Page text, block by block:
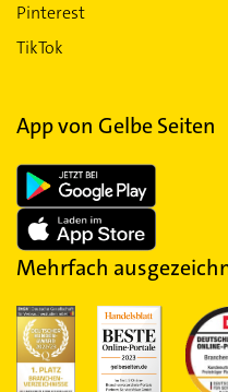
Pinterest
TikTok
App von Gelbe Seiten
Mehrfach